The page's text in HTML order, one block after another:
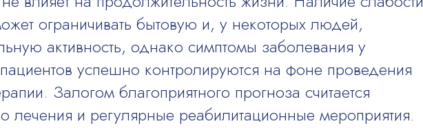
ограничивать бытовую и, у некоторых людей,
активность, однако симптомы заболевания у
успешно контролируются на фоне проведения
Залогом благоприятного прогноза считается
лечения и регулярные реабилитационные мероприятия.